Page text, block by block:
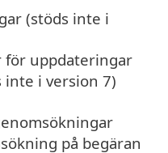
(stöds inte i
för uppdateringar
inte i version 7)
på begäran